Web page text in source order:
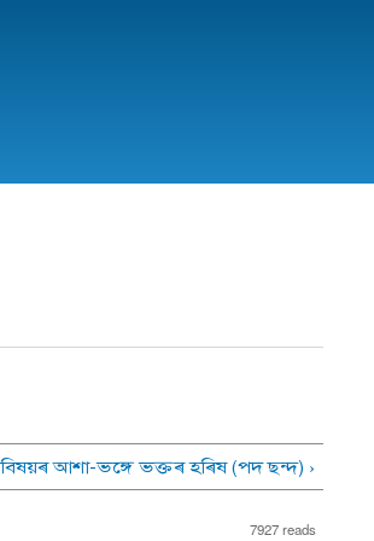
আশা-ভঙ্গে ভক্তৰ হৰিষ (পদ ছন্দ) ›
7927 reads